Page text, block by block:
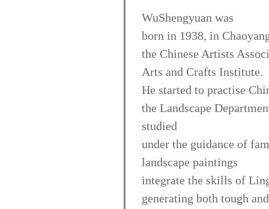
WuShengyuan was
born in 1938, in
the Chinese Artists
Arts and Crafts Institute.
He started to practise
the Landscape
studied
under the guidance of
landscape paintings
integrate the skills of
generating both tough